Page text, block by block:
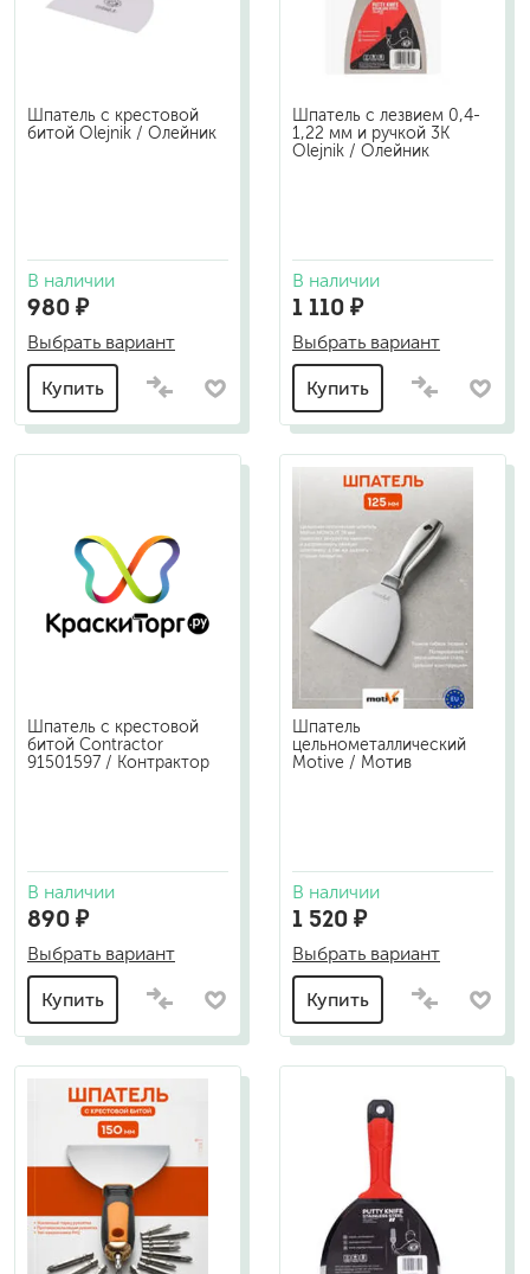
Шпатель с крестовой
битой Olejnik / Олейник
В наличии
980 ₽
Выбрать вариант
Купить
Шпатель с лезвием 0,4-
1,22 мм и ручкой 3К
Olejnik / Олейник
В наличии
1 110 ₽
Выбрать вариант
Купить
Шпатель с крестовой
битой Contractor
91501597 / Контрактор
В наличии
890 ₽
Выбрать вариант
Купить
Шпатель
цельнометаллический
Motive / Мотив
В наличии
1 520 ₽
Выбрать вариант
Купить